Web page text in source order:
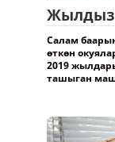
Жылдыз
Салам
өткөн
2019
ташыган